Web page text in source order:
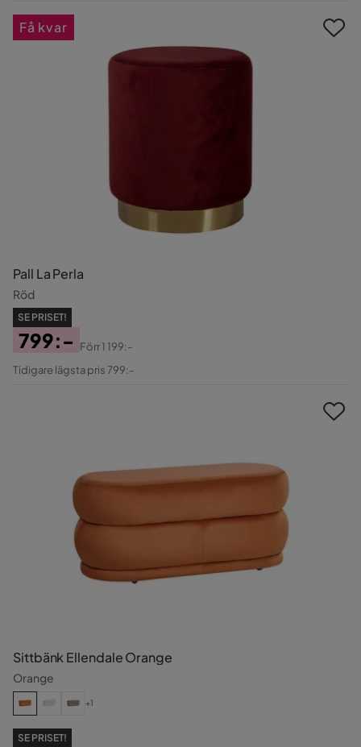
Pall La Perla
Röd
SE PRISET!
Pris
799:-
Original
Förr1 199:-
Tidigare lägsta pris 799:-
Få kvar
Sittbänk Ellendale Orange
Orange
+1
SE PRISET!